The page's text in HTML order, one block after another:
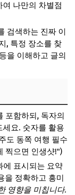
나만의 차별점
검색하는 진짜 이
, 특정 장소를 찾
을 이해하고 글의
포함하되, 독자의
요. 숫자를 활용
도 동쪽 여행 필수
찍으면 인생샷!")
에 표시되는 요약
을 정확하고 흥미
영향을 미칩니다.